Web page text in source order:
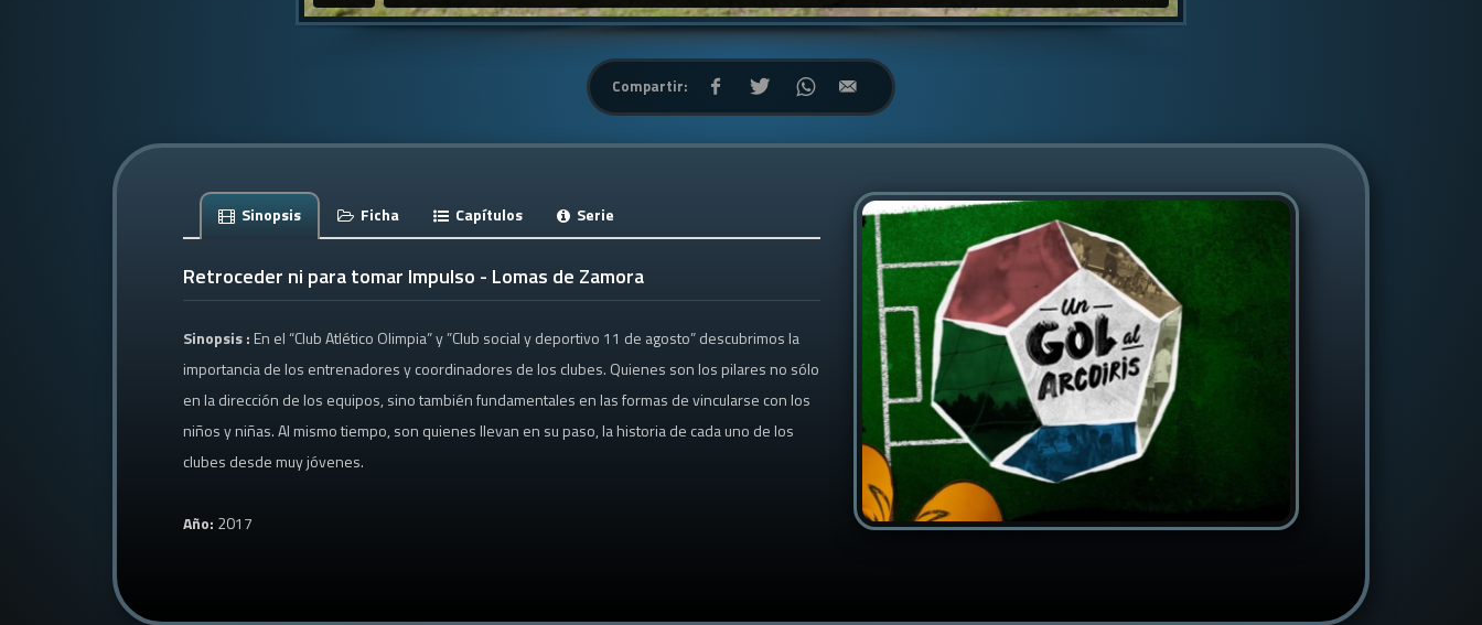
Compartir:
Sinopsis Ficha Capítulos Serie
Retroceder ni para tomar Impulso - Lomas de Zamora
Sinopsis : En el “Club Atlético Olimpia” y ”Club social y deportivo 11 de agosto” descubrimos la
importancia de los entrenadores y coordinadores de los clubes. Quienes son los pilares no sólo
en la dirección de los equipos, sino también fundamentales en las formas de vincularse con los
niños y niñas. Al mismo tiempo, son quienes llevan en su paso, la historia de cada uno de los
clubes desde muy jóvenes.
Año: 2017